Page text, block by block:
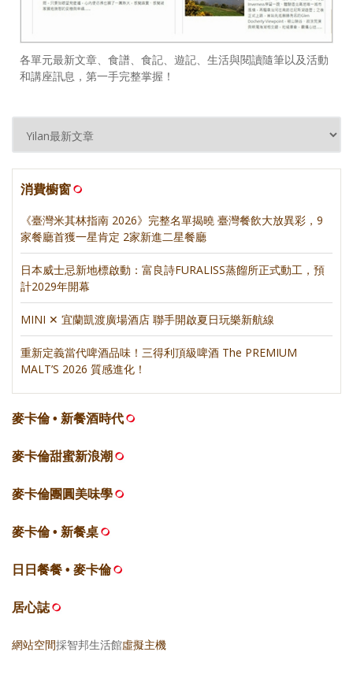
各單元最新文章、食譜、食記、遊記、生活與閱讀隨筆以及活動
和講座訊息，第一手完整掌握！
消費櫥窗
《臺灣米其林指南 2026》完整名單揭曉 臺灣餐飲大放異彩，9
家餐廳首獲一星肯定 2家新進二星餐廳
日本威士忌新地標啟動：富良詩FURALISS蒸餾所正式動工，預
計2029年開幕
MINI ✕ 宜蘭凱渡廣場酒店 聯手開啟夏日玩樂新航線
重新定義當代啤酒品味！三得利頂級啤酒 The PREMIUM
MALT’S 2026 質感進化！
麥卡倫 • 新餐酒時代
麥卡倫甜蜜新浪潮
麥卡倫團圓美味學
麥卡倫 • 新餐桌
日日餐餐 • 麥卡倫
居心誌
網站空間採智邦生活館虛擬主機